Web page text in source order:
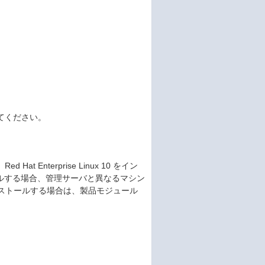
ださい。
Red Hat Enterprise Linux 10 をイン
る場合、管理サーバと異なるマシン
トールする場合は、製品モジュール